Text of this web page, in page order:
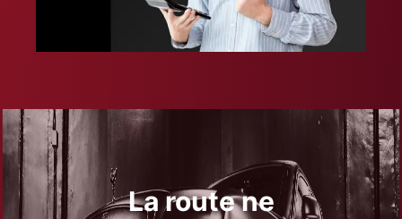
La route ne